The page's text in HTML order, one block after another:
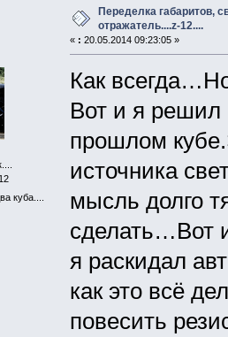
куба....
Переделка габаритов,
отражатель....z-12....
« : 20.05.2014 09:23:05 »
Как
Вот и я решил
прошлом
источника
мысль долго
сделать…Вот
я раскидал
как это всё
повесить